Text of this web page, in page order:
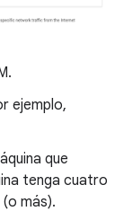
ejemplo,
que
tenga cuatro
más).